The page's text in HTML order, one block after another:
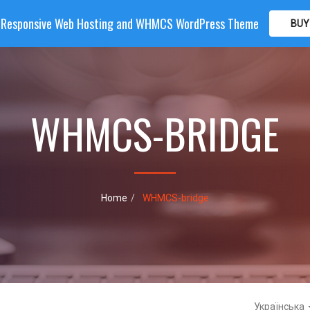
HOSTING DOMAIN WHMCS SHOP
WHMCS-BRIDGE
Home WHMCS-bridge
Українська
Web Hosting and WHMCS WordPress Theme